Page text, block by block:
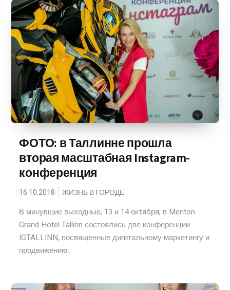
ФОТО: в Таллинне прошла
вторая масштабная Instagram-
конференция
16.10.2018 ЖИЗНЬ В ГОРОДЕ
В минувшие выходные, 13 и 14 октября, в Meriton
Grand Hotel Tallinn состоялись две конференции
IGTALLINN, посвященные дигитальному маркетингу и
продвижению...